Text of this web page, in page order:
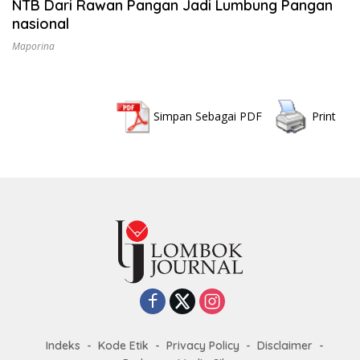
NTB Dari Rawan Pangan Jadi Lumbung Pangan
nasional
Maporina
Simpan Sebagai PDF Print
Indeks Kode Etik Privacy Policy
Disclaimer